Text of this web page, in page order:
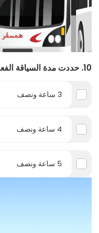
10. حددت مدة السياقة الفعلية المتواصلة ب:
3 ساعة ونصف
4 ساعة ونصف
5 ساعة ونصف